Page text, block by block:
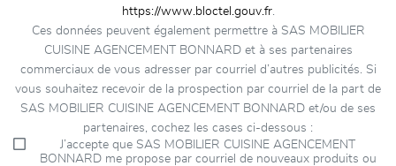
https://www.bloctel.gouv.fr.
Ces données peuvent également permettre à SAS MOBILIER
CUISINE AGENCEMENT BONNARD et à ses partenaires
commerciaux de vous adresser par courriel d’autres publicités. Si
vous souhaitez recevoir de la prospection par courriel de la part de
SAS MOBILIER CUISINE AGENCEMENT BONNARD et/ou de ses
partenaires, cochez les cases ci-dessous :
J’accepte que SAS MOBILIER CUISINE AGENCEMENT
BONNARD me propose par courriel de nouveaux produits ou